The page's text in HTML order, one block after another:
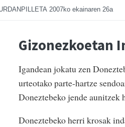
2007ko ekainaren 26a
Gizonezkoetan
Igandean jokatu zen
urteotako parte-hartze
Doneztebeko jende aunitzek
Doneztebeko herri krosak